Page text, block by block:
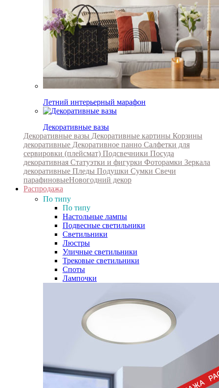
Летний интерьерный марафон
Декоративные вазы
Декоративные вазы Декоративные картины Корзины
декоративные Декоративное панно Салфетки для
сервировки (плейсмат) Подсвечники Посуда
декоративная Статуэтки и фигурки Фоторамки Зеркала
декоративные Пледы Подушки Сумки Свечи
парафиновыеНовогодний декор
Распродажа
По типу
По типу
Настольные лампы
Подвесные светильники
Светильники
Люстры
Уличные светильники
Трековые светильники
Споты
Лампочки